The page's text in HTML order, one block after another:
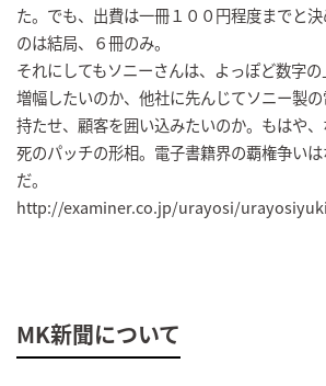
た。でも、出費は一冊１００円程度までと
のは結局、６冊のみ。
それにしてもソニーさんは、よっぽど数字
増幅したいのか、他社に先んじてソニー製
持たせ、顧客を囲い込みたいのか。もはや
死のパッチの形相。電子書籍界の覇権争い
だ。
http://examiner.co.jp/urayosi/
MK新聞について